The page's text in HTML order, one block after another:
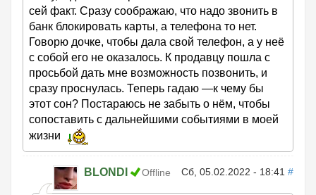
сей факт. Сразу соображаю, что надо звонить в
банк блокировать карты, а телефона то нет.
Говорю дочке, чтобы дала свой телефон, а у неё
с собой его не оказалось. К продавцу пошла с
просьбой дать мне возможность позвонить, и
сразу проснулась. Теперь гадаю —к чему бы
этот сон? Постараюсь не забыть о нём, чтобы
сопоставить с дальнейшими событиями в моей
жизни
BLONDI Offline Сб, 05.02.2022 - 18:41 #